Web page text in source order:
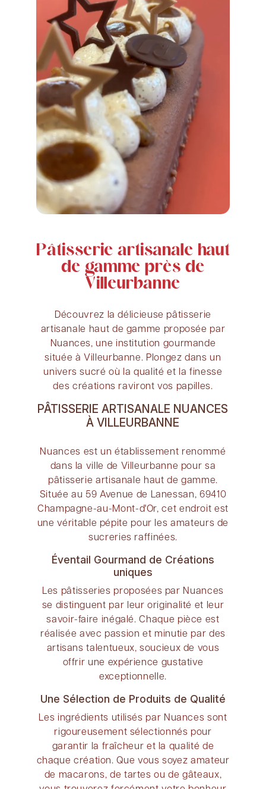
Pâtisserie artisanale haut
de gamme près de
Villeurbanne
Découvrez la délicieuse pâtisserie
artisanale haut de gamme proposée par
Nuances, une institution gourmande
située à Villeurbanne. Plongez dans un
univers sucré où la qualité et la finesse
des créations raviront vos papilles.
PÂTISSERIE ARTISANALE NUANCES
À VILLEURBANNE
Nuances est un établissement renommé
dans la ville de Villeurbanne pour sa
pâtisserie artisanale haut de gamme.
Située au 59 Avenue de Lanessan, 69410
Champagne-au-Mont-d'Or, cet endroit est
une véritable pépite pour les amateurs de
sucreries raffinées.
Éventail Gourmand de Créations
uniques
Les pâtisseries proposées par Nuances
se distinguent par leur originalité et leur
savoir-faire inégalé. Chaque pièce est
réalisée avec passion et minutie par des
artisans talentueux, soucieux de vous
offrir une expérience gustative
exceptionnelle.
Une Sélection de Produits de Qualité
Les ingrédients utilisés par Nuances sont
rigoureusement sélectionnés pour
garantir la fraîcheur et la qualité de
chaque création. Que vous soyez amateur
de macarons, de tartes ou de gâteaux,